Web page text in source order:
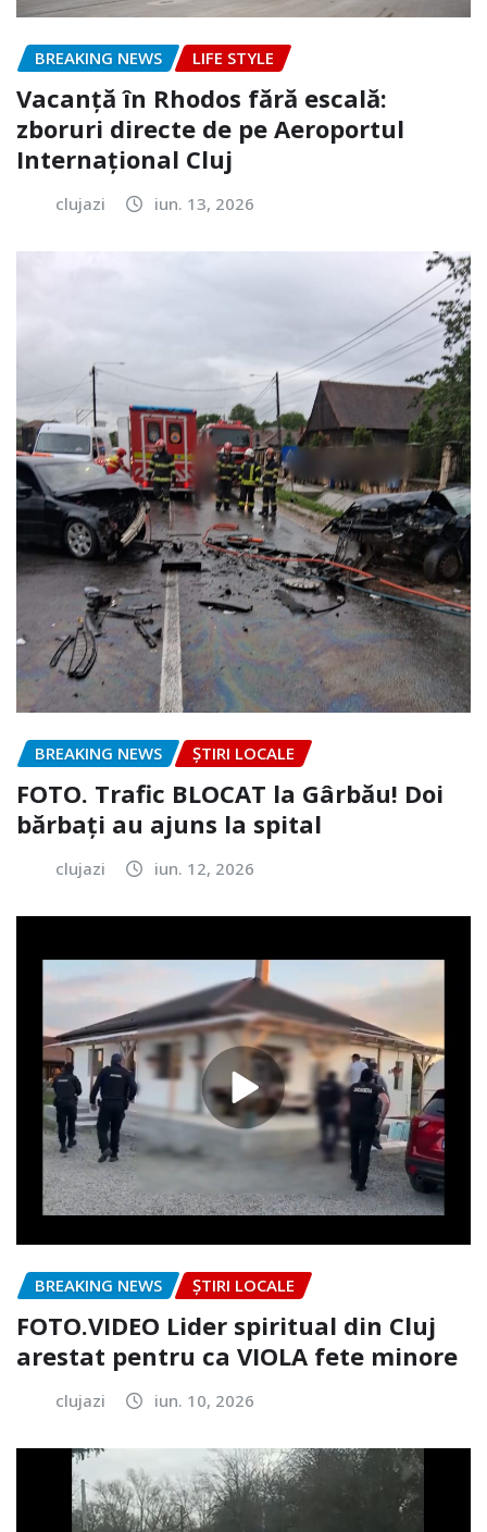
BREAKING NEWS LIFE STYLE
Vacanță în Rhodos fără escală:
zboruri directe de pe Aeroportul
Internațional Cluj
clujazi iun. 13, 2026
BREAKING NEWS ȘTIRI LOCALE
FOTO. Trafic BLOCAT la Gârbău! Doi
bărbați au ajuns la spital
clujazi iun. 12, 2026
BREAKING NEWS ȘTIRI LOCALE
FOTO.VIDEO Lider spiritual din Cluj
arestat pentru ca VIOLA fete minore
clujazi iun. 10, 2026